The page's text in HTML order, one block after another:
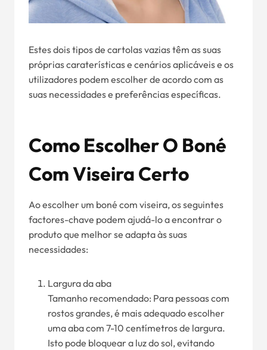
Estes dois tipos de cartolas vazias têm as suas
próprias caraterísticas e cenários aplicáveis e os
utilizadores podem escolher de acordo com as
suas necessidades e preferências específicas.
Como Escolher O Boné
Com Viseira Certo
Ao escolher um boné com viseira, os seguintes
factores-chave podem ajudá-lo a encontrar o
produto que melhor se adapta às suas
necessidades:
Largura da aba
Tamanho recomendado: Para pessoas com
rostos grandes, é mais adequado escolher
uma aba com 7-10 centímetros de largura.
Isto pode bloquear a luz do sol, evitando